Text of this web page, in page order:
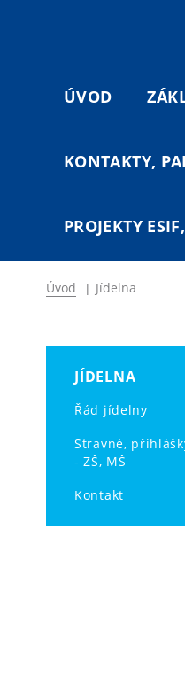
ÚVOD
KONTAKTY,
PROJEKTY
Úvod | Jídelna
JÍDELNA
Řád jídelny
Stravné,
- ZŠ, MŠ
Kontakt